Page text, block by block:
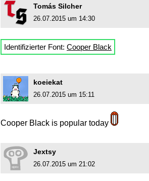
Tomás Silcher
26.07.2015 um 14:30
Identifizierter Font: Cooper Black
koeiekat
26.07.2015 um 15:11
Cooper Black is popular today
Jextsy
26.07.2015 um 21:02